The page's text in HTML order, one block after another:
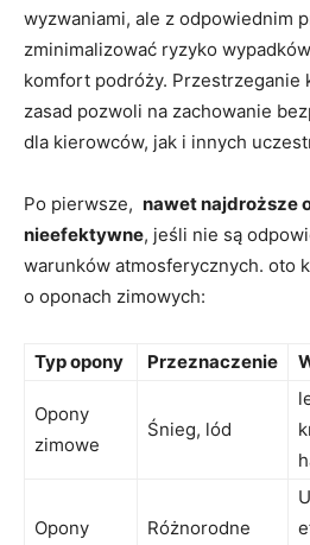
wyzwaniami, ale z‌ odpowiednim
zminimalizować ryzyko
komfort podróży. Przestrzeganie
zasad ⁢pozwoli na zachowanie
dla kierowców,‍ jak i innych
Po pierwsze, ‌ nawet najdroższe
nieefektywne, jeśli nie są
warunków atmosferycznych. oto
o oponach zimowych:
Typ ‍opony Przeznaczenie
Opony
zimowe
Śnieg,‍ lód
Opony
Różnorodne